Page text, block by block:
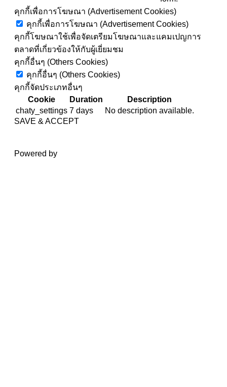
คุกกี้เพื่อการโฆษณา (Advertisement Cookies)
คุกกี้เพื่อการโฆษณา (Advertisement Cookies)
คุกกี้โฆษณาใช้เพื่อจัดเตรียมโฆษณาและแคมเปญการ
ตลาดที่เกี่ยวข้องให้กับผู้เยี่ยมชม
คุกกี้อื่นๆ (Others Cookies)
คุกกี้อื่นๆ (Others Cookies)
คุกกี้จัดประเภทอื่นๆ
Cookie
Duration
Description
chaty_settings 7 days
No description available.
SAVE & ACCEPT
Powered by